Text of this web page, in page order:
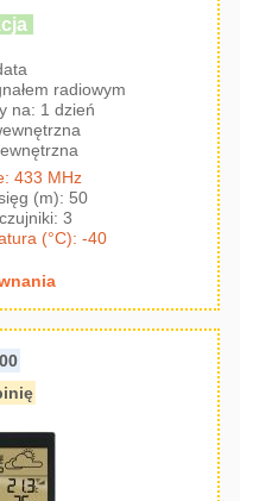
radiowym
na: 1 dzień
433 MHz
(m): 50
3
(°C): -40